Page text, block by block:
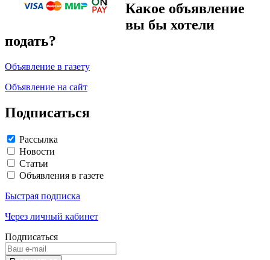
Какое объявление
вы бы хотели
подать?
Объявление в газету
Объявление на сайт
Подписаться
Рассылка
Новости
Статьи
Объявления в газете
Быстрая подписка
Через личный кабинет
Подписаться